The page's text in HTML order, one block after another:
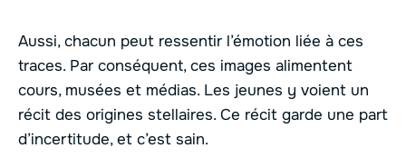
Aussi, chacun peut ressentir l’émotion liée à ces
traces. Par conséquent, ces images alimentent
cours, musées et médias. Les jeunes y voient un
récit des origines stellaires. Ce récit garde une part
d’incertitude, et c’est sain.